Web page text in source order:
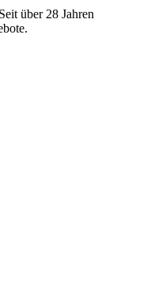
über 28 Jahren